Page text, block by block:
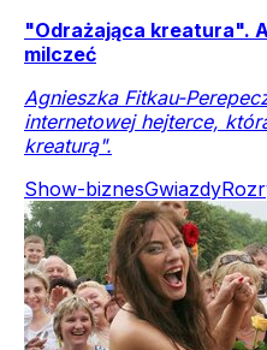
Była żona oskarża
Mandaryna przerwała
Wiśniewskiej o zdradę